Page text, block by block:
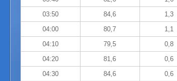
03:50
84,6 1,3
04:00
80,7 1,1
04:10
79,5 0,8
04:20
81,6 0,6
04:30
84,6 0,6